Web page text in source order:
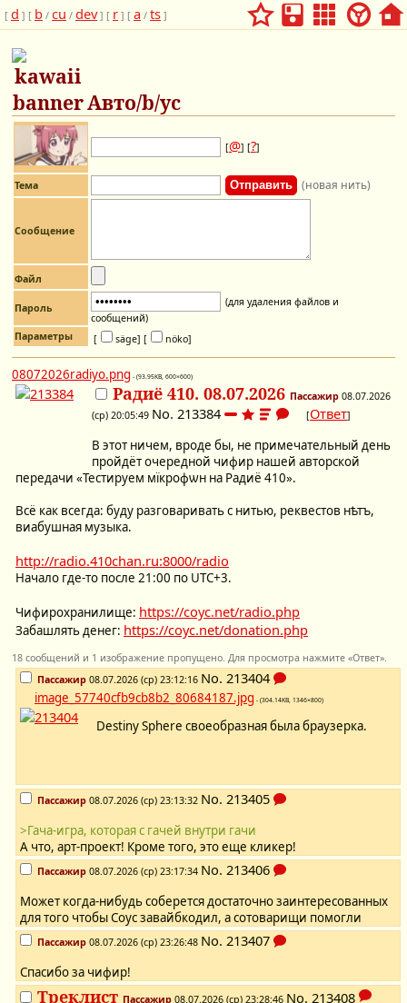
[ d ] [ b / cu / dev] [ r ] [ a / ts ]
Авто/b/ус
[@] [?]
Тема (новая нить)
Сообщение
Файл
Пароль
(для удаления файлов и
сообщений)
Параметры
[ säge] [ nöko]
08072026radiyo.png - (93.95KB, 600×600)
Радиё 410. 08.07.2026 Пассажир 08.07.2026
(ср) 20:05:49 No. 213384 [Ответ]
В этот ничем, вроде бы, не примечательный день
пройдёт очередной чифир нашей авторской
передачи «Тестируем мїкрофѡн на Радиё 410».
Всё как всегда: буду разговаривать с нитью, реквестов нѣтъ,
виабушная музыка.
http://radio.410chan.ru:8000/radio
Начало где-то после 21:00 по UTC+3.
Чифирохранилище: https://coyc.net/radio.php
Забашлять денег: https://coyc.net/donation.php
18 сообщений и 1 изображение пропущено. Для просмотра нажмите «Ответ».
Пассажир 08.07.2026 (ср) 23:12:16 No. 213404
image_57740cfb9cb8b2_80684187.jpg - (304.14KB, 1346×800)
Destiny Sphere своеобразная была браузерка.
Пассажир 08.07.2026 (ср) 23:13:32 No. 213405
>Гача-игра, которая с гачей внутри гачи
А что, арт-проект! Кроме того, это еще кликер!
Пассажир 08.07.2026 (ср) 23:17:34 No. 213406
Может когда-нибудь соберется достаточно заинтересованных
для того чтобы Соус завайбкодил, а сотоварищи помогли
Пассажир 08.07.2026 (ср) 23:26:48 No. 213407
Спасибо за чифир!
Треклист Пассажир 08.07.2026 (ср) 23:28:46 No. 213408